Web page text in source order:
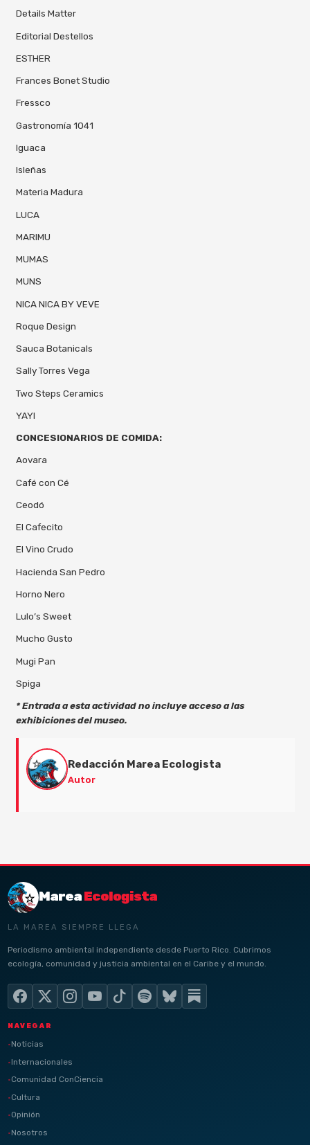
Details Matter
Editorial Destellos
ESTHER
Frances Bonet Studio
Fressco
Gastronomía 1041
Iguaca
Isleñas
Materia Madura
LUCA
MARIMU
MUMAS
MUNS
NICA NICA BY VEVE
Roque Design
Sauca Botanicals
Sally Torres Vega
Two Steps Ceramics
YAYI
CONCESIONARIOS DE COMIDA:
Aovara
Café con Cé
Ceodó
El Cafecito
El Vino Crudo
Hacienda San Pedro
Horno Nero
Lulo’s Sweet
Mucho Gusto
Mugi Pan
Spiga
* Entrada a esta actividad no incluye acceso a las
exhibiciones del museo.
Redacción Marea Ecologista
Autor
MareaEcologista
LA MAREA SIEMPRE LLEGA
Periodismo ambiental independiente desde Puerto Rico. Cubrimos
ecología, comunidad y justicia ambiental en el Caribe y el mundo.
NAVEGAR
Noticias
Internacionales
Comunidad ConCiencia
Cultura
Opinión
Nosotros